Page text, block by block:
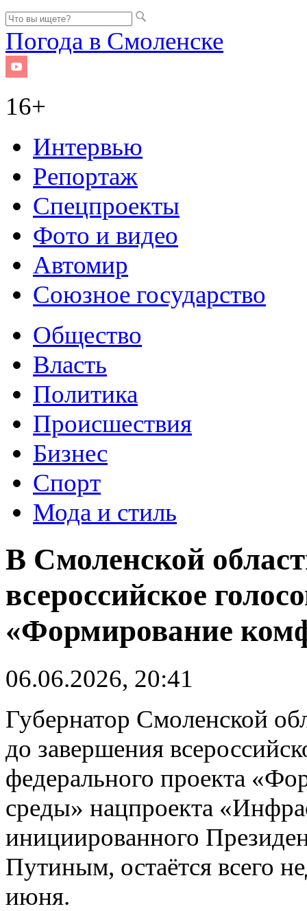
Погода в Смоленске
16+
Интервью
Репортаж
Спецпроекты
Фото и видео
Автомир
Союзное государство
Общество
Власть
Политика
Происшествия
Бизнес
Спорт
Мода и стиль
В Смоленской
всероссийское
«Формирование
06.06.2026, 20:41
Губернатор Смоленской
до завершения
федерального проекта
среды» нацпроекта
инициированного
Путиным, остаётся всего
июня.